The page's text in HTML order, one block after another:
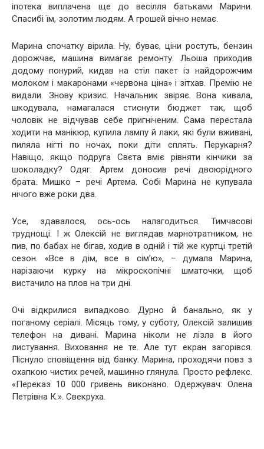
іпотека виплачена ще до весілля батьками Марини.
Спасибі їм, золотим людям. А грошей вічно немає.
Марина спочатку вірила. Ну, буває, ціни ростуть, бензин
дорожчає, машина вимагає ремонту. Льоша приходив
додому понурий, кидав на стіл пакет із найдорожчим
молоком і макаронами «червона ціна» і зітхав. Премію не
видали. Знову кризис. Начальник звіряє. Вона кивала,
шкодувала, намагалася стиснути бюджет так, щоб
чоловік не відчував себе пригніченим. Сама перестала
ходити на манікюр, купила лампу й лаки, які були вживані,
пиляла нігті по ночах, поки діти сплять. Перукарня?
Навіщо, якщо подруга Свєта вміє рівняти кінчики за
шоколадку? Одяг. Артем доносив речі двоюрідного
брата. Мишко – речі Артема. Собі Марина не купувала
нічого вже роки два.
Усе, здавалося, ось-ось налагодиться. Тимчасові
труднощі. І ж Олексій не виглядав марнотратником, не
пив, по бабах не бігав, ходив в одній і тій же куртці третій
сезон. «Все в дім, все в сім’ю», – думала Марина,
нарізаючи курку на мікроскопічні шматочки, щоб
вистачило на плов на три дні.
Очі відкрилися випадково. Дурно й банально, як у
поганому серіалі. Місяць тому, у суботу, Олексій залишив
телефон на дивані. Марина ніколи не лізла в його
листування. Виховання не те. Але тут екран загорівся.
Піснуло сповіщення від банку. Марина, проходячи повз з
охапкою чистих речей, машинно глянула. Просто рефлекс.
«Переказ 10 000 гривень виконано. Одержувач: Олена
Петрівна К.». Свекруха.